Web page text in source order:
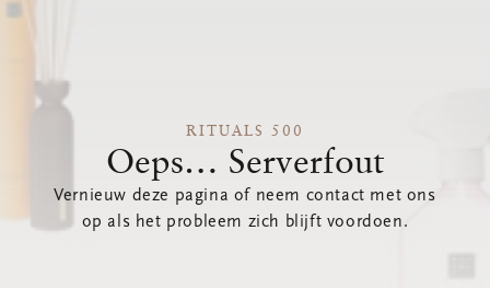
RITUALS 500
Oeps… Serverfout
Vernieuw deze pagina of neem contact met ons
op als het probleem zich blijft voordoen.